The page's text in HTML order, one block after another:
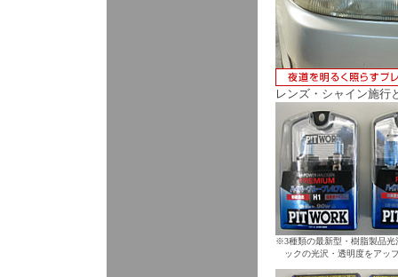
レンズ・シャイン施行
※3種類の最新型・樹脂製品
ックの光沢・透明度をアッ